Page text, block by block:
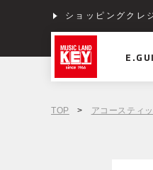
ショッピングクレ
TOP > アコースティ